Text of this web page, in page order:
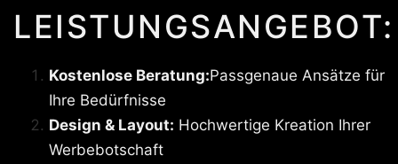
LEISTUNGSANGEBOT:
Kostenlose Beratung:Passgenaue Ansätze für
Ihre Bedürfnisse
Design & Layout: Hochwertige Kreation Ihrer
Werbebotschaft